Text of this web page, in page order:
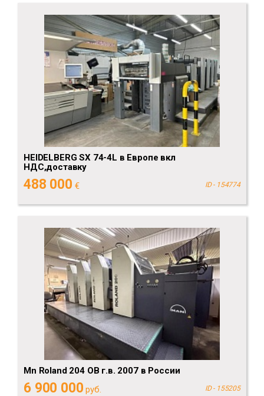
HEIDELBERG SX 74-4L в Европе вкл
НДС,доставку
488 000 € ID - 154774
Mn Roland 204 ОВ г.в. 2007 в России
6 900 000 руб. ID - 155205